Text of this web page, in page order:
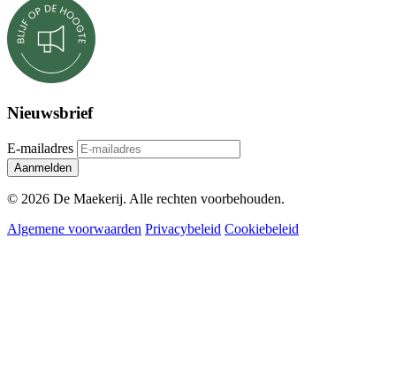
Nieuwsbrief
E-mailadres
Aanmelden
© 2026 De Maekerij. Alle rechten voorbehouden.
Algemene voorwaarden Privacybeleid Cookiebeleid